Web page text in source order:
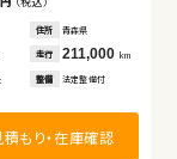
住所 青森県
走行 211,000 km
整備 法定整備付
積もり・在庫確認
住所 北海道
走行 27,300km
整備 法定整備付
積もり・在庫確認
住所 鹿児島県
走行 87,600km
整備 法定整備付
積もり・在庫確認
住所 埼玉県
走行 87,700km
整備 法定整備付
積もり・在庫確認